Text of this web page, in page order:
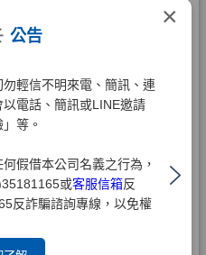
×
公告
輕信不明來電、簡訊、連
電話、簡訊或LINE邀請
等。
假借本公司名義之行為，
或客服信箱反
反詐騙諮詢專線，以免權